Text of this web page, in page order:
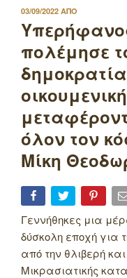
ΔΗΜΟΣΙΕΥΤΗΚΕ
ΣΤΙΣ
03/09/2022 ΑΠΟ
πολέμησε
όλον τον
Μίκη
Γεννήθηκες μια
δύσκολη εποχή για
από την θλιβερή
Μικρασιατικής